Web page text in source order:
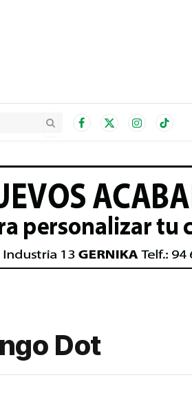
Facebook
X
InstagramTikTok
Dot